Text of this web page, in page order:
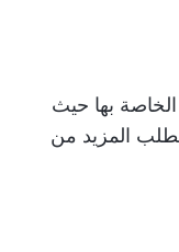
بها حيث
المزيد من